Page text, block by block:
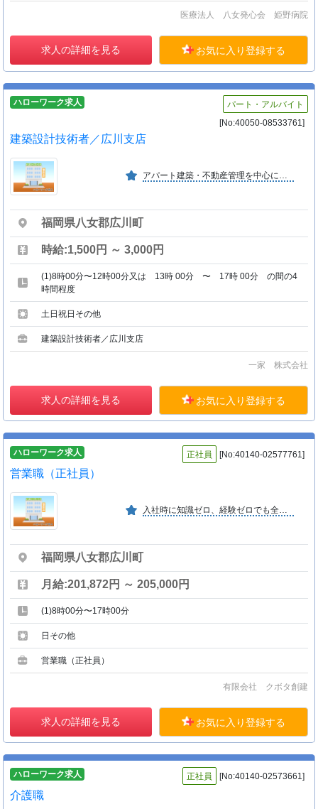
医療法人 八女発心会 姫野病院
求人の詳細を見る お気に入り登録する
ハローワーク求人
パート・アルバイト
[No:40050-08533761]
建築設計技術者／広川支店
アパート建築・不動産管理を中心に事業拡大中の成長企業です。 毎年新築物件・自社保有物件を増やし、安定した経営基盤を確立。 若手社員も多く、挑戦やキャリアアップが出来る環境です。
福岡県八女郡広川町
時給:1,500円 ～ 3,000円
(1)8時00分〜12時00分又は 13時 00分 〜 17時 00分 の間の4
時間程度
土日祝日その他
建築設計技術者／広川支店
一家 株式会社
求人の詳細を見る お気に入り登録する
ハローワーク求人 正社員 [No:40140-02577761]
営業職（正社員）
入社時に知識ゼロ、経験ゼロでも全く問題ありません。資格取得サポートや経験豊富な先輩による教育などの支援体制をしっかりと整えていますので、長く安心して働くことができます。
福岡県八女郡広川町
月給:201,872円 ～ 205,000円
(1)8時00分〜17時00分
日その他
営業職（正社員）
有限会社 クボタ創建
求人の詳細を見る お気に入り登録する
ハローワーク求人 正社員 [No:40140-02573661]
介護職